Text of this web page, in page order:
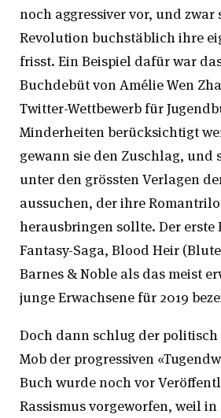
noch aggressiver vor, und zwar
Revolution buchstäblich ihre
frisst. Ein Beispiel dafür war
Buchdebüt von Amélie Wen
Twitter-Wettbewerb für
Minderheiten berücksichtigt
gewann sie den Zuschlag, und
unter den grössten Verlagen
aussuchen, der ihre
herausbringen sollte. Der erste
Fantasy-Saga, Blood Heir
Barnes & Noble als das meist
junge Erwachsene für 2019
Doch dann schlug der
Mob der progressiven
Buch wurde noch vor
Rassismus vorgeworfen, weil